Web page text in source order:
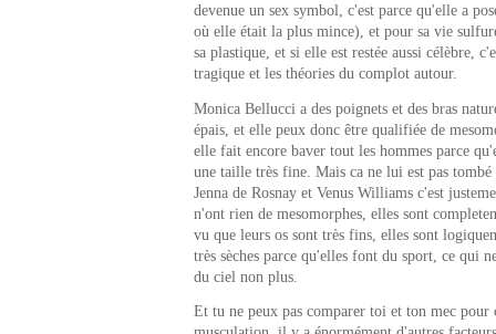
devenue un sex symbol, c'est parce qu'elle a
où elle était la plus mince), et pour sa vie
sa plastique, et si elle est restée aussi célèbre,
tragique et les théories du complot autour.
Monica Bellucci a des poignets et des bras
épais, et elle peux donc être qualifiée de
elle fait encore baver tout les hommes parce
une taille très fine. Mais ca ne lui est pas
Jenna de Rosnay et Venus Williams c'est
n'ont rien de mesomorphes, elles sont
vu que leurs os sont très fins, elles sont
très sèches parce qu'elles font du sport, ce qui
du ciel non plus.
Et tu ne peux pas comparer toi et ton mec pour